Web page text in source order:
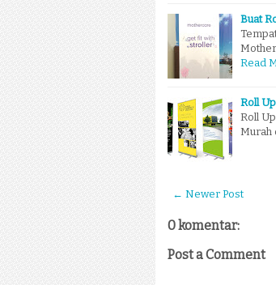
Buat
Read
Roll
Roll
Murah
← Newer Post
0 komentar:
Post a Comment